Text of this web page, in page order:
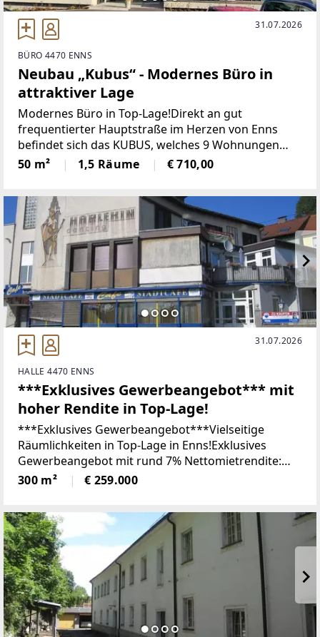
31.07.2026
BÜRO 4470 ENNS
Neubau „Kubus“ - Modernes Büro in
attraktiver Lage
Modernes Büro in Top-Lage!Direkt an gut
frequentierter Hauptstraße im Herzen von Enns
befindet sich das KUBUS, welches 9 Wohnungen
und 5 Büros zur Miete ermöglicht.Derzeit steht
noch ein Büro Top 4 mit 108,50 m² im 1. OG als
50 m² 1,5 Räume € 710,00
31.07.2026
HALLE 4470 ENNS
***Exklusives Gewerbeangebot*** mit
hoher Rendite in Top-Lage!
***Exklusives Gewerbeangebot***Vielseitige
Räumlichkeiten in Top-Lage in Enns!Exklusives
Gewerbeangebot mit rund 7% Nettomietrendite:
Tauchen Sie ein in die exklusive Gelegenheit,
Räumlichkeiten in erstklassiger Lage in Enns zu
300 m² € 259.000